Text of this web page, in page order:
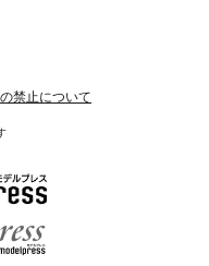
禁止について